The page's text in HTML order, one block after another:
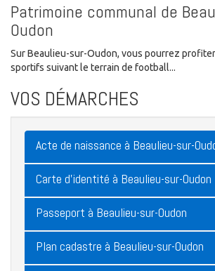
Patrimoine communal de
Oudon
Sur Beaulieu-sur-Oudon, vous pourrez
sportifs suivant le terrain de football...
VOS DÉMARCHES
Acte de naissance à Beaulieu-sur-
Carte d'identité à Beaulieu-sur-Oudon
Passeport à Beaulieu-sur-Oudon
Plan cadastre à Beaulieu-sur-Oudon